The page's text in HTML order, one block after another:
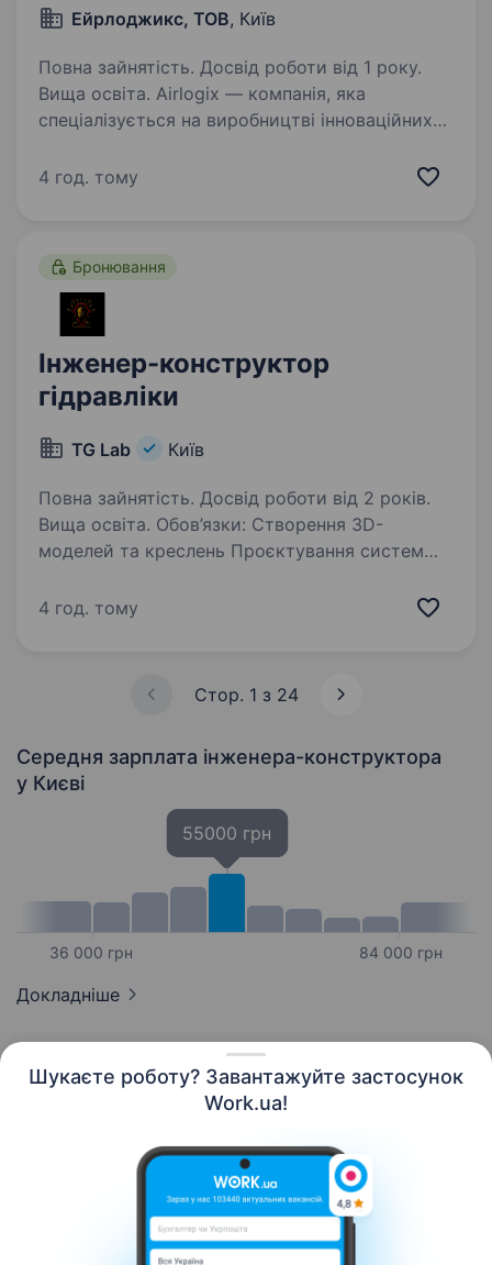
Шукаєте роботу? Завантажуйте застосунок
Work.ua!
Ейрлоджикс, ТОВ, Київ
Повна зайнятість. Досвід роботи від 1 року.
Вища освіта. Аirlogix — компанія, яка
спеціалізується на виробництві інноваційних
апаратів (БПЛА). Зараз наше головне
4 год. тому
Бронювання
Інженер-конструктор
гідравліки
TG Lab Київ
Повна зайнятість. Досвід роботи від 2 років.
Вища освіта. Обов’язки: Створення 3D-
моделей та креслень Проєктування систем
виробничої документації Внесення змін
4 год. тому
Стор. 1 з 24
Середня зарплата інженера-конструктора
у Києві
36 000 грн
55000 грн
84 000 грн
Докладніше